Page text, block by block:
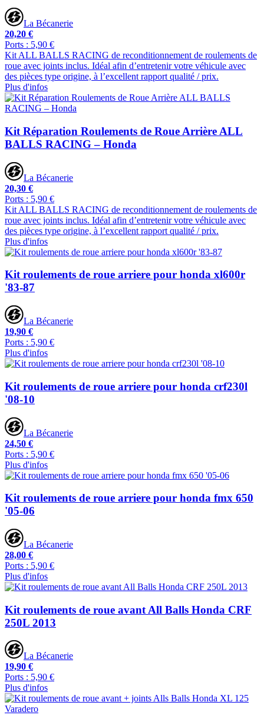
La Bécanerie
20,20 €
Ports : 5,90 €
Kit ALL BALLS RACING de reconditionnement de roulements de
roue avec joints inclus. Idéal afin d’entretenir votre véhicule avec
des pièces type origine, à l’excellent rapport qualité / prix.
Plus d'infos
Kit Réparation Roulements de Roue Arrière ALL
BALLS RACING – Honda
La Bécanerie
20,30 €
Ports : 5,90 €
Kit ALL BALLS RACING de reconditionnement de roulements de
roue avec joints inclus. Idéal afin d’entretenir votre véhicule avec
des pièces type origine, à l’excellent rapport qualité / prix.
Plus d'infos
Kit roulements de roue arriere pour honda xl600r
'83-87
La Bécanerie
19,90 €
Ports : 5,90 €
Plus d'infos
Kit roulements de roue arriere pour honda crf230l
'08-10
La Bécanerie
24,50 €
Ports : 5,90 €
Plus d'infos
Kit roulements de roue arriere pour honda fmx 650
'05-06
La Bécanerie
28,00 €
Ports : 5,90 €
Plus d'infos
Kit roulements de roue avant All Balls Honda CRF
250L 2013
La Bécanerie
19,90 €
Ports : 5,90 €
Plus d'infos